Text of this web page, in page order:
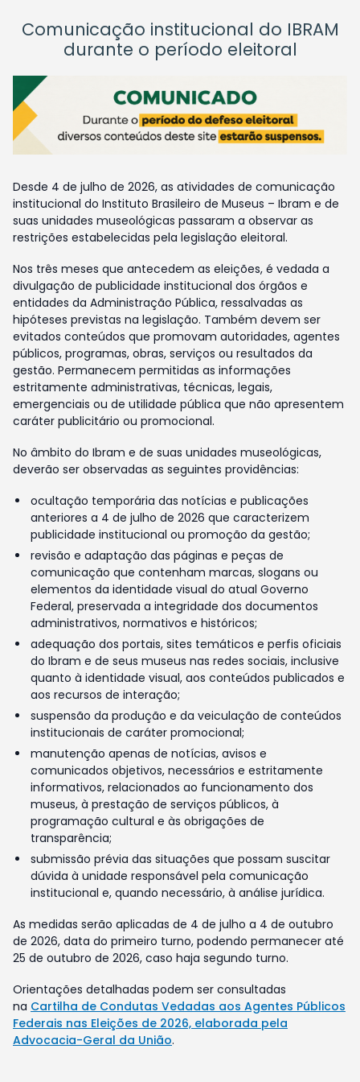
Comunicação institucional do IBRAM
durante o período eleitoral
Desde 4 de julho de 2026, as atividades de comunicação
institucional do Instituto Brasileiro de Museus – Ibram e de
suas unidades museológicas passaram a observar as
restrições estabelecidas pela legislação eleitoral.
Nos três meses que antecedem as eleições, é vedada a
divulgação de publicidade institucional dos órgãos e
entidades da Administração Pública, ressalvadas as
hipóteses previstas na legislação. Também devem ser
evitados conteúdos que promovam autoridades, agentes
públicos, programas, obras, serviços ou resultados da
gestão. Permanecem permitidas as informações
estritamente administrativas, técnicas, legais,
emergenciais ou de utilidade pública que não apresentem
caráter publicitário ou promocional.
No âmbito do Ibram e de suas unidades museológicas,
deverão ser observadas as seguintes providências:
ocultação temporária das notícias e publicações
anteriores a 4 de julho de 2026 que caracterizem
publicidade institucional ou promoção da gestão;
revisão e adaptação das páginas e peças de
comunicação que contenham marcas, slogans ou
elementos da identidade visual do atual Governo
Federal, preservada a integridade dos documentos
administrativos, normativos e históricos;
adequação dos portais, sites temáticos e perfis oficiais
do Ibram e de seus museus nas redes sociais, inclusive
quanto à identidade visual, aos conteúdos publicados e
aos recursos de interação;
suspensão da produção e da veiculação de conteúdos
institucionais de caráter promocional;
manutenção apenas de notícias, avisos e
comunicados objetivos, necessários e estritamente
informativos, relacionados ao funcionamento dos
museus, à prestação de serviços públicos, à
programação cultural e às obrigações de
transparência;
submissão prévia das situações que possam suscitar
dúvida à unidade responsável pela comunicação
institucional e, quando necessário, à análise jurídica.
As medidas serão aplicadas de 4 de julho a 4 de outubro
de 2026, data do primeiro turno, podendo permanecer até
25 de outubro de 2026, caso haja segundo turno.
Orientações detalhadas podem ser consultadas
na Cartilha de Condutas Vedadas aos Agentes Públicos
Federais nas Eleições de 2026, elaborada pela
Advocacia-Geral da União.